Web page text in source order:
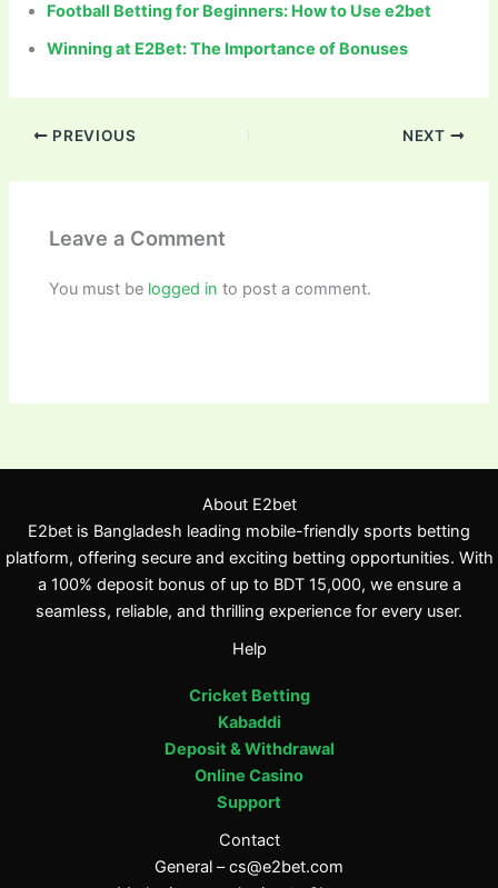
Football Betting for Beginners: How to Use e2bet
Winning at E2Bet: The Importance of Bonuses
PREVIOUS NEXT
Leave a Comment
You must be logged in to post a comment.
About E2bet
E2bet is Bangladesh leading mobile-friendly sports betting
platform, offering secure and exciting betting opportunities. With
a 100% deposit bonus of up to BDT 15,000, we ensure a
seamless, reliable, and thrilling experience for every user.
Help
Cricket Betting
Kabaddi
Deposit & Withdrawal
Online Casino
Support
Contact
General –cs@e2bet.com